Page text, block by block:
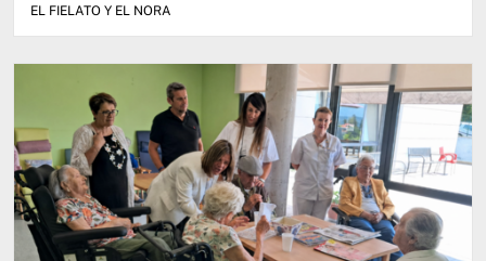
EL FIELATO Y EL NORA